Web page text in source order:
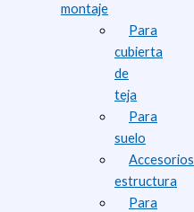
montaje
Para
cubierta
de
teja
Para
suelo
Accesorios
estructura
Para